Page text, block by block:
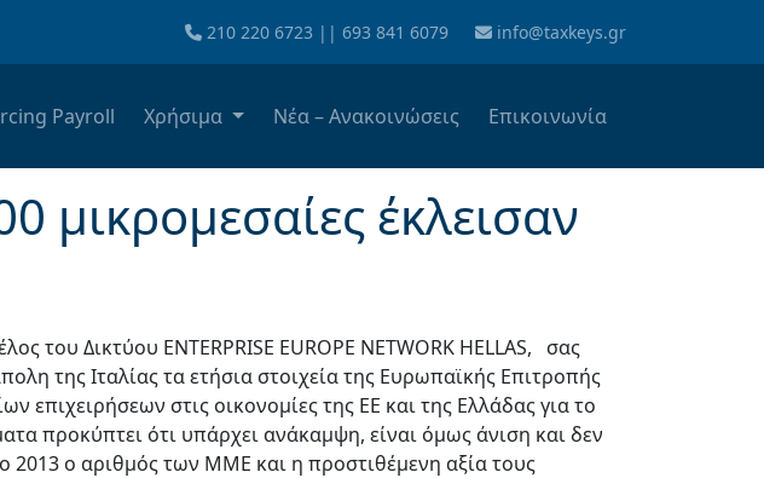
210 220 6723 || 693 841 6079 info@taxkeys.gr
Payroll Χρήσιμα Νέα – Ανακοινώσεις Επικοινωνία
μικρομεσαίες έκλεισαν
του Δικτύου ENTERPRISE EUROPE NETWORK HELLAS, σας
της Ιταλίας τα ετήσια στοιχεία της Ευρωπαϊκής Επιτροπής
επιχειρήσεων στις οικονομίες της ΕΕ και της Ελλάδας για το
προκύπτει ότι υπάρχει ανάκαμψη, είναι όμως άνιση και δεν
2013 ο αριθμός των ΜΜΕ και η προστιθέμενη αξία τους